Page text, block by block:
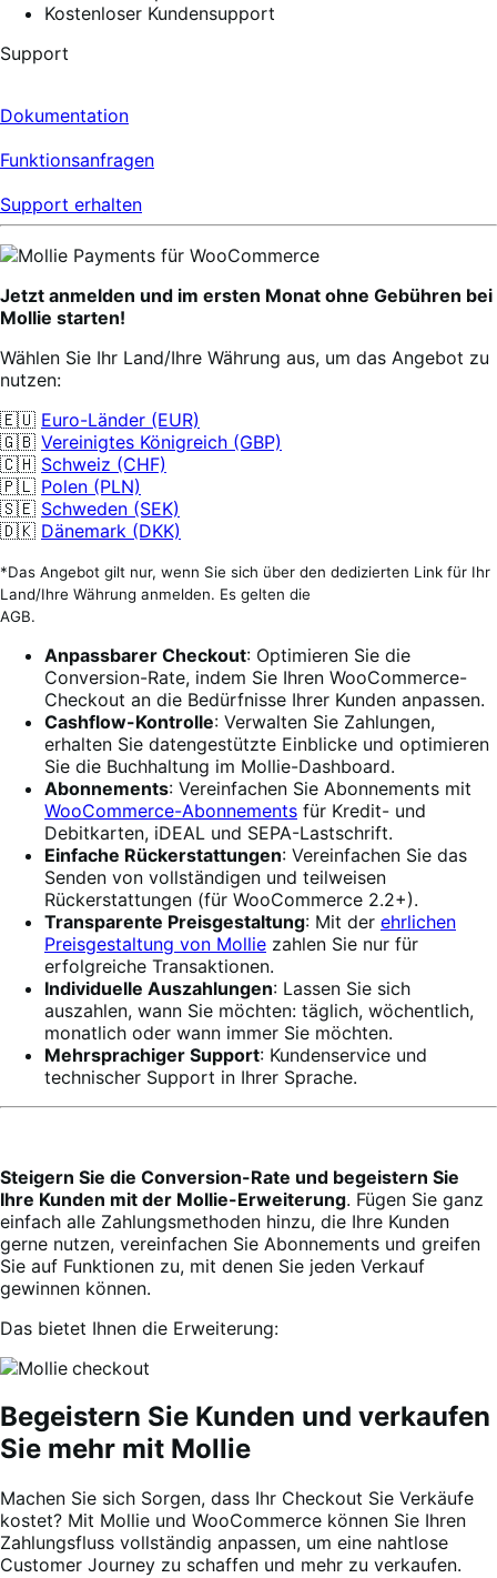
Kostenloser Kundensupport
Support
Dokumentation
Funktionsanfragen
Support erhalten
Jetzt anmelden und im ersten Monat ohne Gebühren bei
Mollie starten!
Wählen Sie Ihr Land/Ihre Währung aus, um das Angebot zu
nutzen:
🇪🇺 Euro-Länder (EUR)
🇬🇧 Vereinigtes Königreich (GBP)
🇨🇭 Schweiz (CHF)
🇵🇱 Polen (PLN)
🇸🇪 Schweden (SEK)
🇩🇰 Dänemark (DKK)
*Das Angebot gilt nur, wenn Sie sich über den dedizierten Link für Ihr
Land/Ihre Währung anmelden. Es gelten die
AGB.
Anpassbarer Checkout: Optimieren Sie die
Conversion-Rate, indem Sie Ihren WooCommerce-
Checkout an die Bedürfnisse Ihrer Kunden anpassen.
Cashflow-Kontrolle: Verwalten Sie Zahlungen,
erhalten Sie datengestützte Einblicke und optimieren
Sie die Buchhaltung im Mollie-Dashboard.
Abonnements: Vereinfachen Sie Abonnements mit
WooCommerce-Abonnements für Kredit- und
Debitkarten, iDEAL und SEPA-Lastschrift.
Einfache Rückerstattungen: Vereinfachen Sie das
Senden von vollständigen und teilweisen
Rückerstattungen (für WooCommerce 2.2+).
Transparente Preisgestaltung: Mit der ehrlichen
Preisgestaltung von Mollie zahlen Sie nur für
erfolgreiche Transaktionen.
Individuelle Auszahlungen: Lassen Sie sich
auszahlen, wann Sie möchten: täglich, wöchentlich,
monatlich oder wann immer Sie möchten.
Mehrsprachiger Support: Kundenservice und
technischer Support in Ihrer Sprache.
Steigern Sie die Conversion-Rate und begeistern Sie
Ihre Kunden mit der Mollie-Erweiterung. Fügen Sie ganz
einfach alle Zahlungsmethoden hinzu, die Ihre Kunden
gerne nutzen, vereinfachen Sie Abonnements und greifen
Sie auf Funktionen zu, mit denen Sie jeden Verkauf
gewinnen können.
Das bietet Ihnen die Erweiterung:
Begeistern Sie Kunden und verkaufen
Sie mehr mit Mollie
Machen Sie sich Sorgen, dass Ihr Checkout Sie Verkäufe
kostet? Mit Mollie und WooCommerce können Sie Ihren
Zahlungsfluss vollständig anpassen, um eine nahtlose
Customer Journey zu schaffen und mehr zu verkaufen.